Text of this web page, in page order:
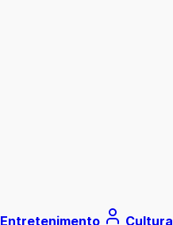
Entretenimento Cultura